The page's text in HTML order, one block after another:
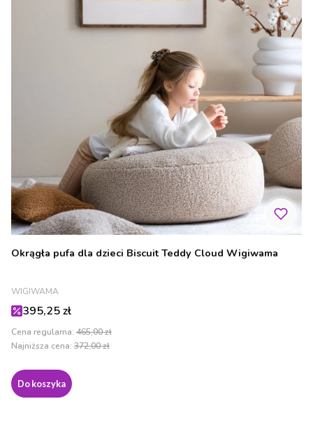
Okrągła pufa dla dzieci Biscuit Teddy Cloud Wigiwama
PRODUCENT
WIGIWAMA
Cena promocyjna
395,25 zł
Cena regularna: 465,00 zł
Najniższa cena: 372,00 zł
Do koszyka